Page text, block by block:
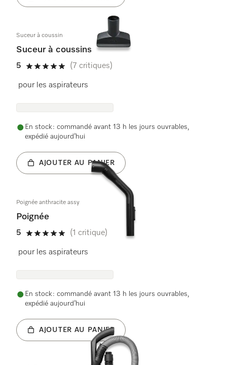
Suceur à coussin
Suceur à coussins
5
5 étoiles sur 5
(7 critiques)
pour les aspirateurs
En stock : commandé avant 13 h les jours ouvrables,
expédié aujourd’hui
AJOUTER AU PANIER
Poignée anthracite assy
Poignée
5
5 étoiles sur 5
(1 critique)
pour les aspirateurs
En stock : commandé avant 13 h les jours ouvrables,
expédié aujourd’hui
AJOUTER AU PANIER